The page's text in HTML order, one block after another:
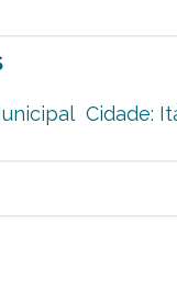
Cidade: